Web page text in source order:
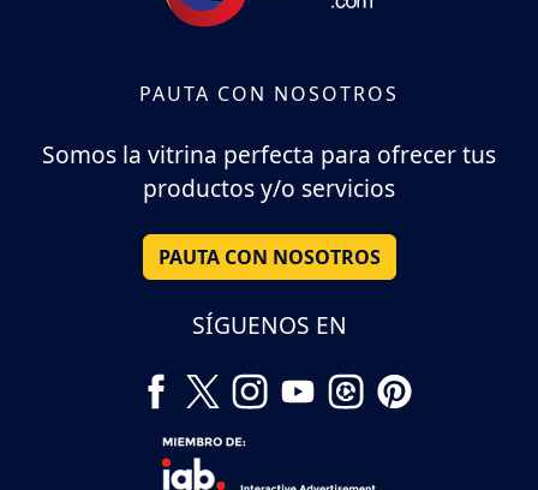
PAUTA CON NOSOTROS
Somos la vitrina perfecta para ofrecer tus
productos y/o servicios
PAUTA CON NOSOTROS
SÍGUENOS EN